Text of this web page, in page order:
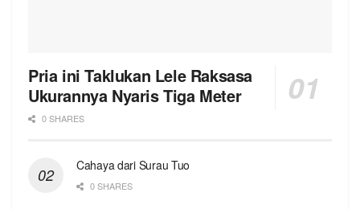
Pria ini Taklukan Lele Raksasa
Ukurannya Nyaris Tiga Meter
0 SHARES
Cahaya dari Surau Tuo
0 SHARES